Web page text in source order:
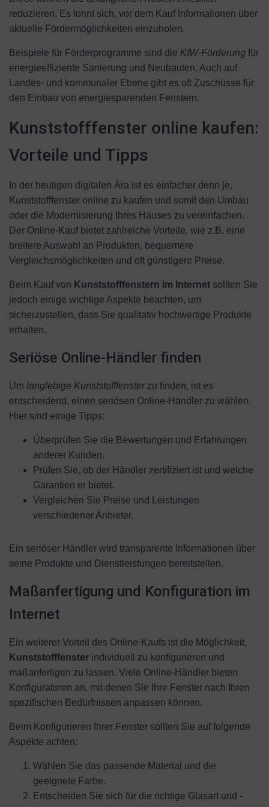
reduzieren. Es lohnt sich, vor dem Kauf Informationen über
aktuelle Fördermöglichkeiten einzuholen.
Beispiele für Förderprogramme sind die KfW-Förderung für
energieeffiziente Sanierung und Neubauten. Auch auf
Landes- und kommunaler Ebene gibt es oft Zuschüsse für
den Einbau von energiesparenden Fenstern.
Kunststofffenster online kaufen:
Vorteile und Tipps
In der heutigen digitalen Ära ist es einfacher denn je,
Kunststofffenster online zu kaufen und somit den Umbau
oder die Modernisierung Ihres Hauses zu vereinfachen.
Der Online-Kauf bietet zahlreiche Vorteile, wie z.B. eine
breitere Auswahl an Produkten, bequemere
Vergleichsmöglichkeiten und oft günstigere Preise.
Beim Kauf von Kunststofffenstern im Internet sollten Sie
jedoch einige wichtige Aspekte beachten, um
sicherzustellen, dass Sie qualitativ hochwertige Produkte
erhalten.
Seriöse Online-Händler finden
Um langlebige Kunststofffensterzu finden, ist es
entscheidend, einen seriösen Online-Händler zu wählen.
Hier sind einige Tipps:
Überprüfen Sie die Bewertungen und Erfahrungen
anderer Kunden.
Prüfen Sie, ob der Händler zertifiziert ist und welche
Garantien er bietet.
Vergleichen Sie Preise und Leistungen
verschiedener Anbieter.
Ein seriöser Händler wird transparente Informationen über
seine Produkte und Dienstleistungen bereitstellen.
Maßanfertigung und Konfiguration im
Internet
Ein weiterer Vorteil des Online-Kaufs ist die Möglichkeit,
Kunststofffenster individuell zu konfigurieren und
maßanfertigen zu lassen. Viele Online-Händler bieten
Konfiguratoren an, mit denen Sie Ihre Fenster nach Ihren
spezifischen Bedürfnissen anpassen können.
Beim Konfigurieren Ihrer Fenster sollten Sie auf folgende
Aspekte achten:
Wählen Sie das passende Material und die
geeignete Farbe.
Entscheiden Sie sich für die richtige Glasart und -